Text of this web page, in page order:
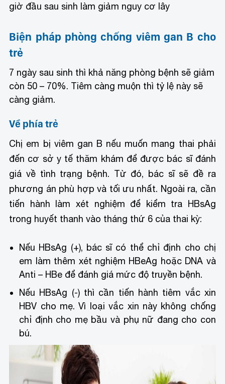
giờ đầu sau sinh làm giảm nguy cơ lây
Biện pháp phòng chống viêm gan B cho
trẻ
7 ngày sau sinh thì khả năng phòng bệnh sẽ giảm
còn 50 – 70%. Tiêm càng muộn thì tỷ lệ này sẽ
càng giảm.
Về phía trẻ
Chị em bị viêm gan B nếu muốn mang thai phải
đến cơ sở y tế thăm khám để được bác sĩ đánh
giá về tình trạng bệnh. Từ đó, bác sĩ sẽ đề ra
phương án phù hợp và tối ưu nhất. Ngoài ra, cần
tiến hành làm xét nghiệm để kiểm tra HBsAg
trong huyết thanh vào tháng thứ 6 của thai kỳ:
Nếu HBsAg (+), bác sĩ có thể chỉ định cho chị
em làm thêm xét nghiệm HBeAg hoặc DNA và
Anti – HBe để đánh giá mức độ truyền bệnh.
Nếu HBsAg (-) thì cần tiến hành tiêm vắc xin
HBV cho mẹ. Vì loại vắc xin này không chống
chỉ định cho mẹ bầu và phụ nữ đang cho con
bú.